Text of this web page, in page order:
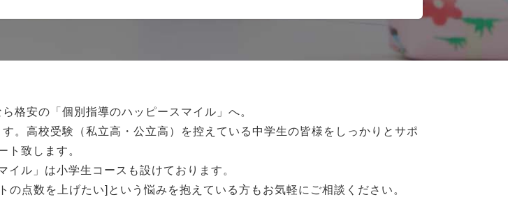
格安の「個別指導のハッピースマイル」へ。
。 高校受験（私立高・公立高）を控えている 中学生の皆様をしっかりとサポ
ト致します。
イル」は小学生コースも設けております。
点数を上げたい]という悩みを抱えている方もお気軽にご相談ください。